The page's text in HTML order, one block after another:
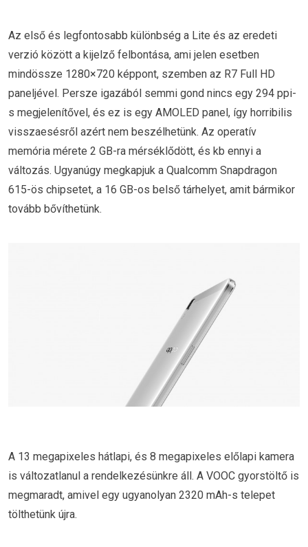
Az első és legfontosabb különbség a Lite és az eredeti
verzió között a kijelző felbontása, ami jelen esetben
mindössze 1280×720 képpont, szemben az R7 Full HD
paneljével. Persze igazából semmi gond nincs egy 294 ppi-
s megjelenítővel, és ez is egy AMOLED panel, így horribilis
visszaesésről azért nem beszélhetünk. Az operatív
memória mérete 2 GB-ra mérséklődött, és kb ennyi a
változás. Ugyanúgy megkapjuk a Qualcomm Snapdragon
615-ös chipsetet, a 16 GB-os belső tárhelyet, amit bármikor
tovább bővíthetünk.
A 13 megapixeles hátlapi, és 8 megapixeles előlapi kamera
is változatlanul a rendelkezésünkre áll. A VOOC gyorstöltő is
megmaradt, amivel egy ugyanolyan 2320 mAh-s telepet
tölthetünk újra.